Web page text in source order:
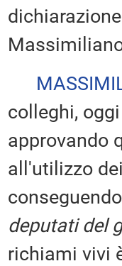
colleghi,
approvando
all'utilizzo
deputati del
richiami vivi